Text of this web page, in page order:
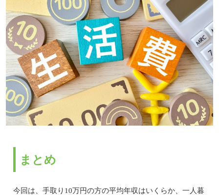
まとめ
今回は、手取り10万円の方の平均年収はいくらか、一人暮